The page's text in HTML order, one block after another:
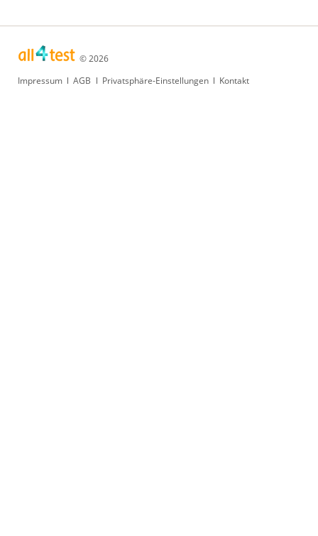
© 2026
Navigation
Impressum AGB Privatsphäre-Einstellungen Kontakt